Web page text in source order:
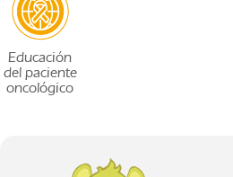
Educación
del paciente
oncológico